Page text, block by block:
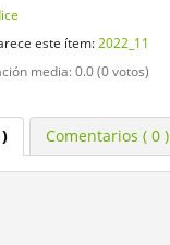
este ítem: 2022_11
media: 0.0 (0 votos)
Comentarios ( 0 )